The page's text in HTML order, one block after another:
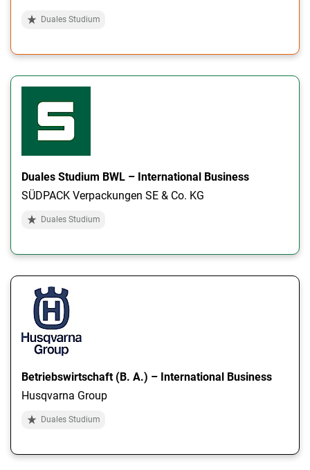
Duales Studium
Duales Studium BWL – International Business
SÜDPACK Verpackungen SE & Co. KG
Duales Studium
Betriebswirtschaft (B. A.) – International Business
Husqvarna Group
Duales Studium